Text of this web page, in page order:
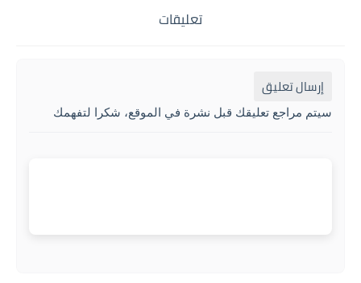
تعليقات
إرسال تعليق
سيتم مراجع تعليقك قبل نشرة في الموقع، شكرا لتفهمك